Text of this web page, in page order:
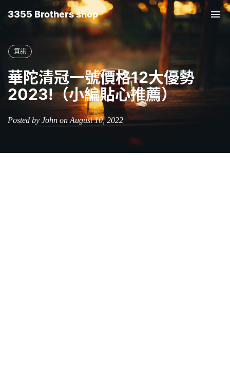
3355 Brothers shop
資訊
華陀清冠一號價格12大優勢
2023!（小編貼心推薦）
Posted by John on August 10, 2022